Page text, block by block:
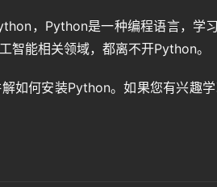
，Python是一种编程语言，学
智能相关领域，都离不开Python。
如何安装Python。如果您有兴趣